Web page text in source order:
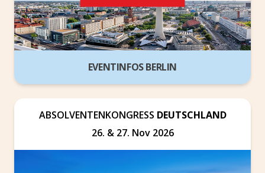
EVENTINFOS BERLIN
ABSOLVENTENKONGRESS DEUTSCHLAND
26. & 27. Nov 2026